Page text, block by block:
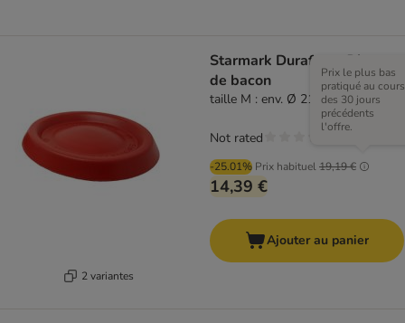
2 variantes
Starmark Durafoam Disque
de bacon
taille M : env. Ø 21,6 x H 2,5 cm
-25.01% Prix habituel19,19 €
Prix le plus bas
pratiqué au cours
des 30 jours
précédents
l'offre.
14,39 €
Not rated
Ajouter au panier